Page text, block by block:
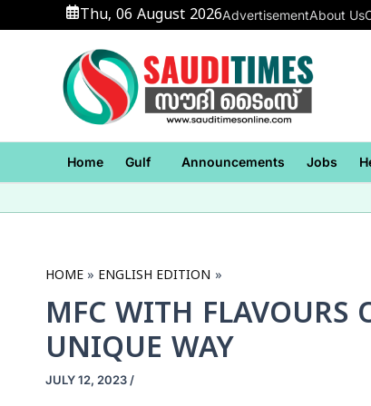
to
Thu, 06 August 2026AdvertisementAbout Us
Home Gulf Announcements Jobs
HOME ENGLISH EDITION
MFC WITH FLAVOURS
UNIQUE WAY
JULY 12, 2023 /